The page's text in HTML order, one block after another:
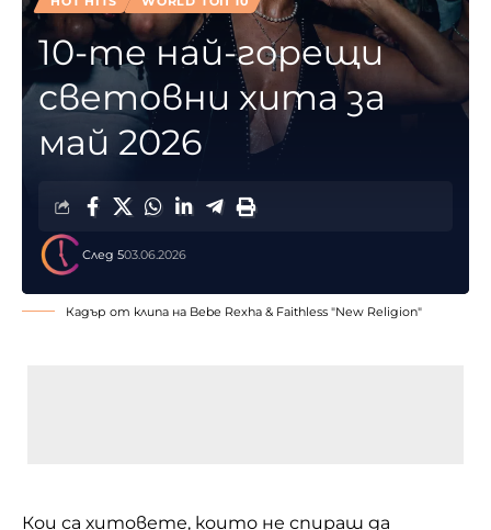
10-те най-горещи
световни хита за
май 2026
След 503.06.2026
Кадър от клипа на Bebe Rexha & Faithless "New Religion"
Кои са хитовете, които не спираш да